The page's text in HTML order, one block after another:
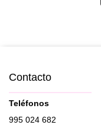
Contacto
Teléfonos
995 024 682